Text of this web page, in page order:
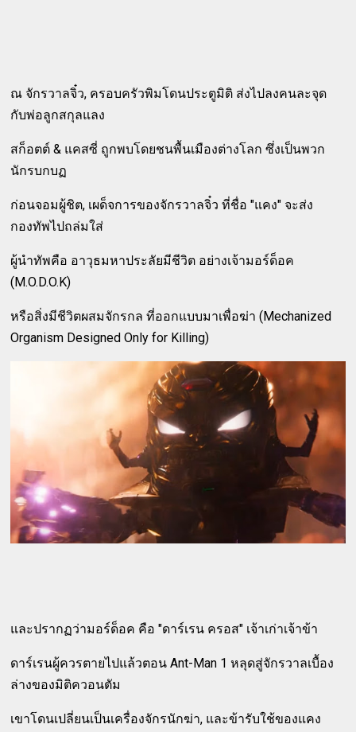
ณ จักรวาลจิ๋ว, ครอบครัวพิมโดนประตูมิติ ส่งไปลงคนละจุด
กับพ่อลูกสกุลแลง
สก็อตต์ & แคสซี่ ถูกพบโดยชนพื้นเมืองต่างโลก ซึ่งเป็นพวก
นักรบกบฏ
ก่อนจอมผู้ชิต, เผด็จการของจักรวาลจิ๋ว ที่ชื่อ "แคง" จะส่ง
กองทัพไปถล่มใส่
ผู้นำทัพคือ อาวุธมหาประลัยมีชีวิต อย่างเจ้ามอร์ด็อค
(M.O.D.O.K)
หรือสิ่งมีชีวิตผสมจักรกล ที่ออกแบบมาเพื่อฆ่า (Mechanized
Organism Designed Only for Killing)
และปรากฏว่ามอร์ด็อค คือ "ดาร์เรน ครอส" เจ้าเก่าเจ้าข้า
ดาร์เรนผู้ควรตายไปแล้วตอน Ant-Man 1 หลุดสู่จักรวาลเบื้อง
ล่างของมิติควอนตัม
เขาโดนเปลี่ยนเป็นเครื่องจักรนักฆ่า, และข้ารับใช้ของแคง